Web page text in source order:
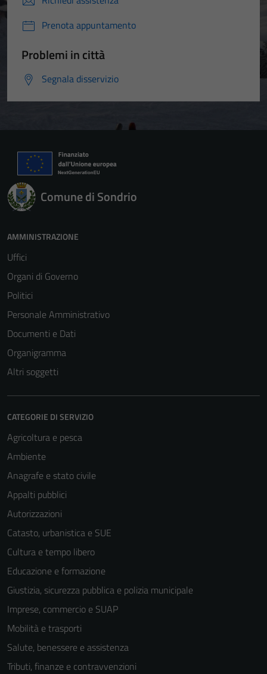
Prenota appuntamento
Problemi in città
Segnala disservizio
Comune di Sondrio
AMMINISTRAZIONE
Uffici
Organi di Governo
Politici
Personale Amministrativo
Documenti e Dati
Organigramma
Altri soggetti
CATEGORIE DI SERVIZIO
Agricoltura e pesca
Ambiente
Anagrafe e stato civile
Appalti pubblici
Autorizzazioni
Catasto, urbanistica e SUE
Cultura e tempo libero
Educazione e formazione
Giustizia, sicurezza pubblica e polizia municipale
Imprese, commercio e SUAP
Mobilità e trasporti
Salute, benessere e assistenza
Tributi, finanze e contravvenzioni